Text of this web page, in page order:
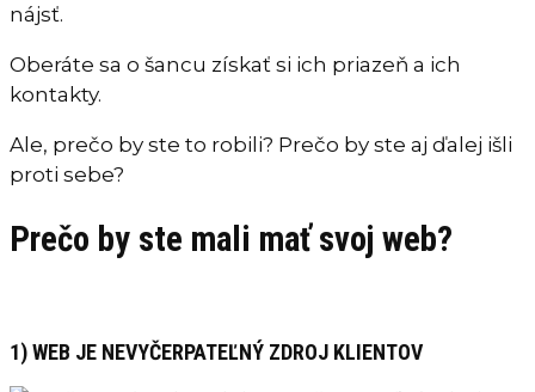
nájsť.
Oberáte sa o šancu získať si ich priazeň a ich
kontakty.
Ale, prečo by ste to robili? Prečo by ste aj ďalej išli
proti sebe?
Prečo by ste mali mať svoj web?
1) WEB JE NEVYČERPATEĽNÝ ZDROJ KLIENTOV